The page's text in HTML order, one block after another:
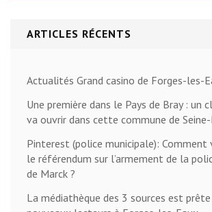
ARTICLES RÉCENTS
Actualités Grand casino de Forges-les-
Une première dans le Pays de Bray : un
va ouvrir dans cette commune de
Pinterest (police municipale): Comment
le référendum sur l’armement de la
de Marck ?
La médiathèque des 3 sources est